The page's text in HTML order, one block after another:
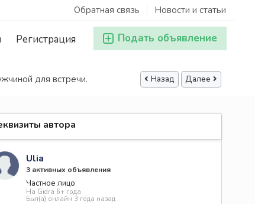
Новости и статьи
Обратная связь
Подать объявление
Регистрация
для встречи. Назад Далее
автора
Ulia
3 активных объявления
Частное лицо
На Gidra 6+ года
Был(а) онлайн 3 года назад